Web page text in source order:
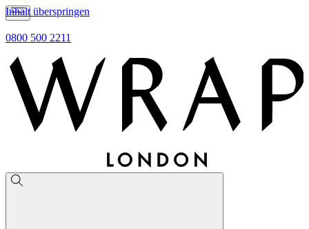
Inhalt überspringen
0800 500 2211